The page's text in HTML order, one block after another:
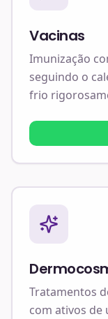
Vacinas
Imunização
seguindo o
frio
Tratamentos
com ativos de